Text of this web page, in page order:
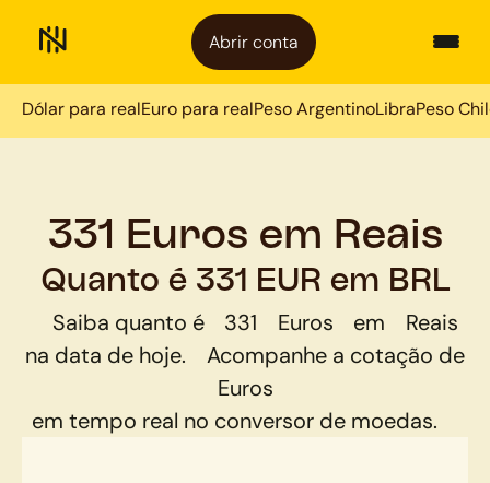
Abrir conta
Dólar para realEuro para realPeso ArgentinoLibraPeso
331 Euros em Reais
Quanto é 331 EUR em BRL
Saiba quanto é 331 Euros em
Reais
na data de hoje.
Acompanhe a cotação de
Euros
em tempo real no conversor de moedas.